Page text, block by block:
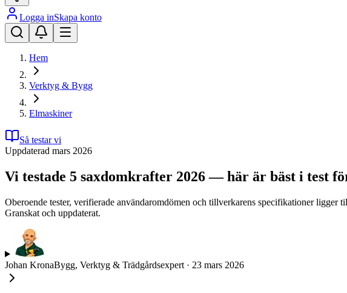
Logga inSkapa konto
Hem
Verktyg & Bygg
Elmaskiner
Så testar vi
Uppdaterad mars 2026
Vi testade 5 saxdomkrafter 2026 — här är bäst i test
Oberoende tester, verifierade användaromdömen och tillverkarens specifikationer
Granskat och uppdaterat.
Johan KronaBygg, Verktyg & Trädgårdsexpert · 23 mars 2026